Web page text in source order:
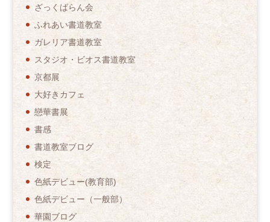
ざっくばらん会
ふれあい書道教室
ガレリア書道教室
スタジオ・ビオス書道教室
京都展
大好きカフェ
戀華書展
書感
書道教室ブログ
検定
色紙デビュー(教育部)
色紙デビュー（一般部）
華園ブログ